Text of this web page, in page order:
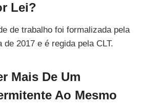
Lei?
de trabalho foi formalizada pela
de 2017 e é regida pela CLT.
Mais De Um
Ao Mesmo